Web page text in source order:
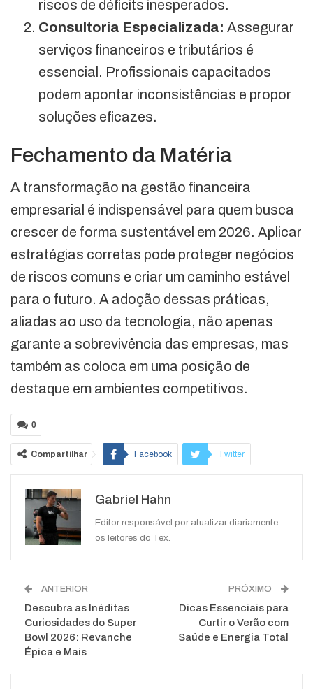
riscos de déficits inesperados.
Consultoria Especializada: Assegurar
serviços financeiros e tributários é
essencial. Profissionais capacitados
podem apontar inconsistências e propor
soluções eficazes.
Fechamento da Matéria
A transformação na gestão financeira
empresarial é indispensável para quem busca
crescer de forma sustentável em 2026. Aplicar
estratégias corretas pode proteger negócios
de riscos comuns e criar um caminho estável
para o futuro. A adoção dessas práticas,
aliadas ao uso da tecnologia, não apenas
garante a sobrevivência das empresas, mas
também as coloca em uma posição de
destaque em ambientes competitivos.
0
Compartilhar Facebook Twitter
WhatsApp
Gabriel Hahn
Editor responsável por atualizar diariamente
os leitores do Tex.
ANTERIOR
Descubra as Inéditas
Curiosidades do Super
Bowl 2026: Revanche
Épica e Mais
PRÓXIMO
Dicas Essenciais para
Curtir o Verão com
Saúde e Energia Total